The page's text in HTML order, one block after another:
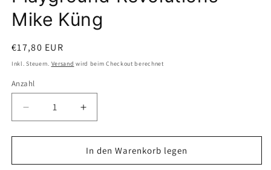
Mike Küng
Normaler
Preis
€17,80 EUR
Inkl. Steuern. Versand wird beim Checkout berechnet
Anzahl
Anzahl
Verringere
die
Menge
Playground
Erhöhe
die
Menge
für
Playground
In den Warenkorb legen